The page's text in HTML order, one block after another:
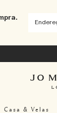
Casa & Velas